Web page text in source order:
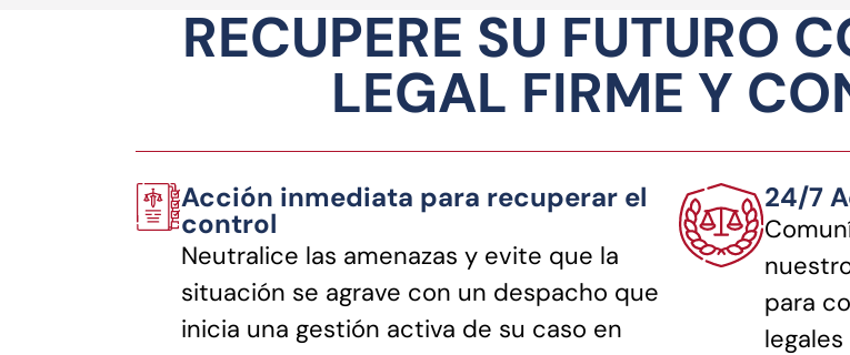
RECUPERE SU FUTURO
LEGAL FIRME Y
Acción inmediata para recuperar el
control
Neutralice las amenazas y evite que la
situación se agrave con un despacho que
inicia una gestión activa de su caso en
24/7
para